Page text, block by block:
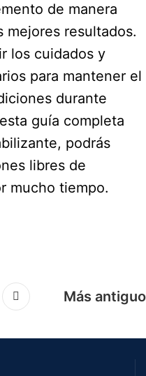
de manera
mejores resultados.
los cuidados y
para mantener el
durante
guía completa
podrás
libres de
mucho tiempo.
Más antiguo